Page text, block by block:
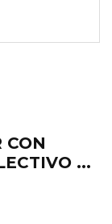
CON
...